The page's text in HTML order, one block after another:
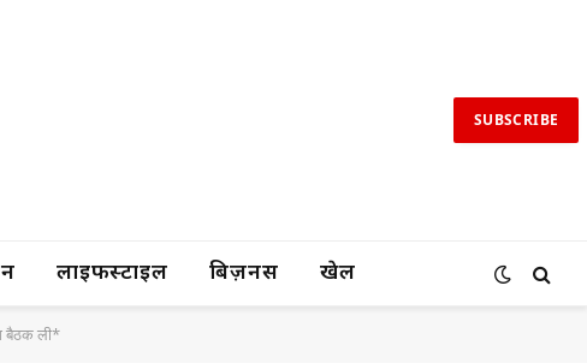
SUBSCRIBE
लाइफस्टाइल बिज़नस खेल
बैठक ली*